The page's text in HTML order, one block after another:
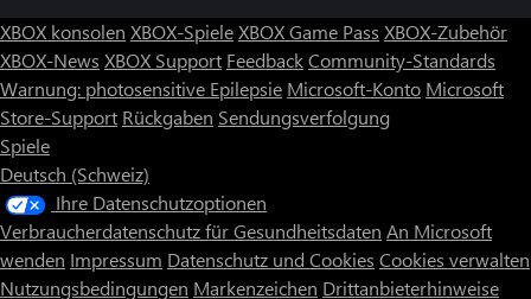
XBOX konsolen XBOX-SpieleXBOX Game Pass XBOX-Zubehör
XBOX-News XBOX Support FeedbackCommunity-Standards
Warnung: photosensitive Epilepsie Microsoft-Konto Microsoft
Store-Support Rückgaben Sendungsverfolgung
Spiele
Deutsch (Schweiz)
Ihre Datenschutzoptionen
Verbraucherdatenschutz für Gesundheitsdaten An Microsoft
wenden Impressum Datenschutz und Cookies Cookies verwalten
Nutzungsbedingungen Markenzeichen Drittanbieterhinweise